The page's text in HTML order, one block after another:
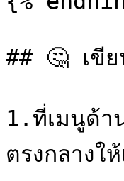
## 🤔 เขีย
1.ที่เมนูด้า
ตรงกลางใ